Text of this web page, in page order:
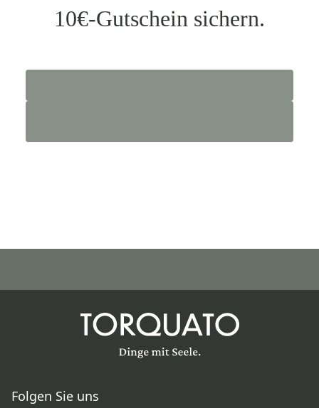
10€-Gutschein sichern.
Folgen Sie uns